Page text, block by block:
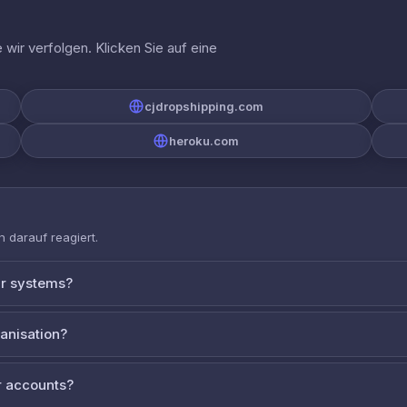
verfolgen. Klicken Sie auf eine
cjdropshipping.com
heroku.com
darauf reagiert.
systems?
accounts?